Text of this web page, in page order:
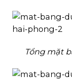
Tổng mặt